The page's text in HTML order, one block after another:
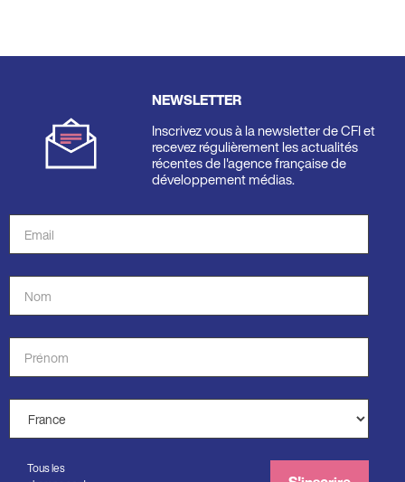
NEWSLETTER
Inscrivez vous à la newsletter de CFI et
recevez régulièrement les actualités
récentes de l'agence française de
développement médias.
Adresse
de
courriel
Nom
*
Prénom
*
Pays
*
Tous les